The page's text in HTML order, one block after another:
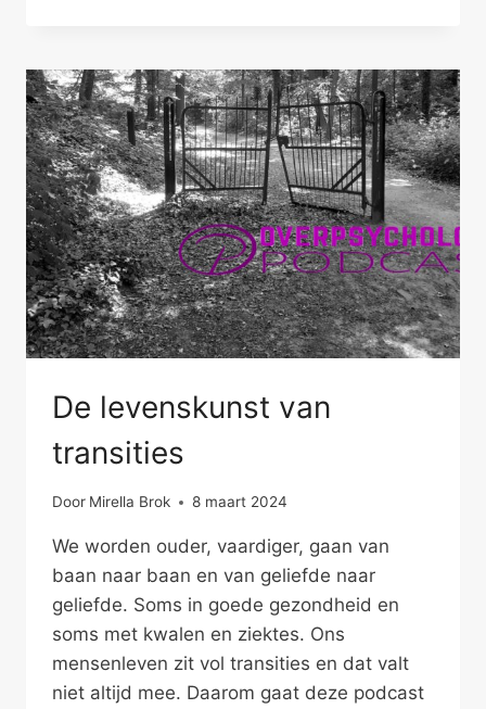
De levenskunst van
transities
Door Mirella Brok 8 maart 2024
We worden ouder, vaardiger, gaan van
baan naar baan en van geliefde naar
geliefde. Soms in goede gezondheid en
soms met kwalen en ziektes. Ons
mensenleven zit vol transities en dat valt
niet altijd mee. Daarom gaat deze podcast